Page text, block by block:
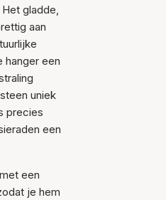
gladde,
aan
hanger een
uniek
precies
een
een
je hem